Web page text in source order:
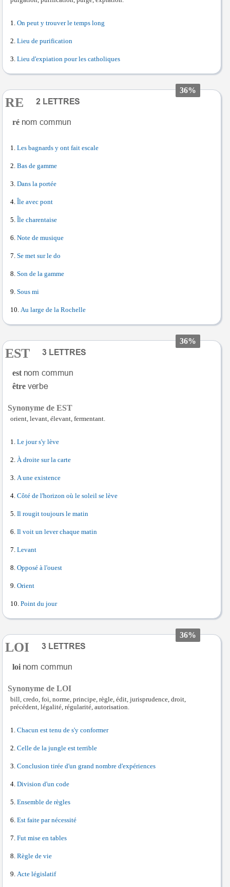
On peut y trouver le temps long
Lieu de purification
Lieu d'expiation pour les catholiques
36%
RE
ré
Les bagnards y ont fait escale
Bas de gamme
Dans la portée
Île avec pont
Île charentaise
Note de musique
Se met sur le do
Son de la gamme
Sous mi
Au large de la Rochelle
36%
EST
est
être
Synonyme de EST
orient, levant, élevant, fermentant.
Le jour s'y lève
À droite sur la carte
A une existence
Côté de l'horizon où le soleil se lève
Il rougit toujours le matin
Il voit un lever chaque matin
Levant
Opposé à l'ouest
Orient
Point du jour
36%
LOI
loi
Synonyme de LOI
bill, credo, foi, norme, principe, règle, édit, jurisprudence, droit,
précédent, légalité, régularité, autorisation.
Chacun est tenu de s'y conformer
Celle de la jungle est terrible
Conclusion tirée d'un grand nombre d'expériences
Division d'un code
Ensemble de règles
Est faite par nécessité
Fut mise en tables
Règle de vie
Acte législatif